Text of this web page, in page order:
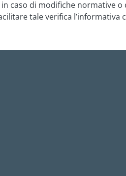
caso di modifiche normative
tale verifica l’informativa